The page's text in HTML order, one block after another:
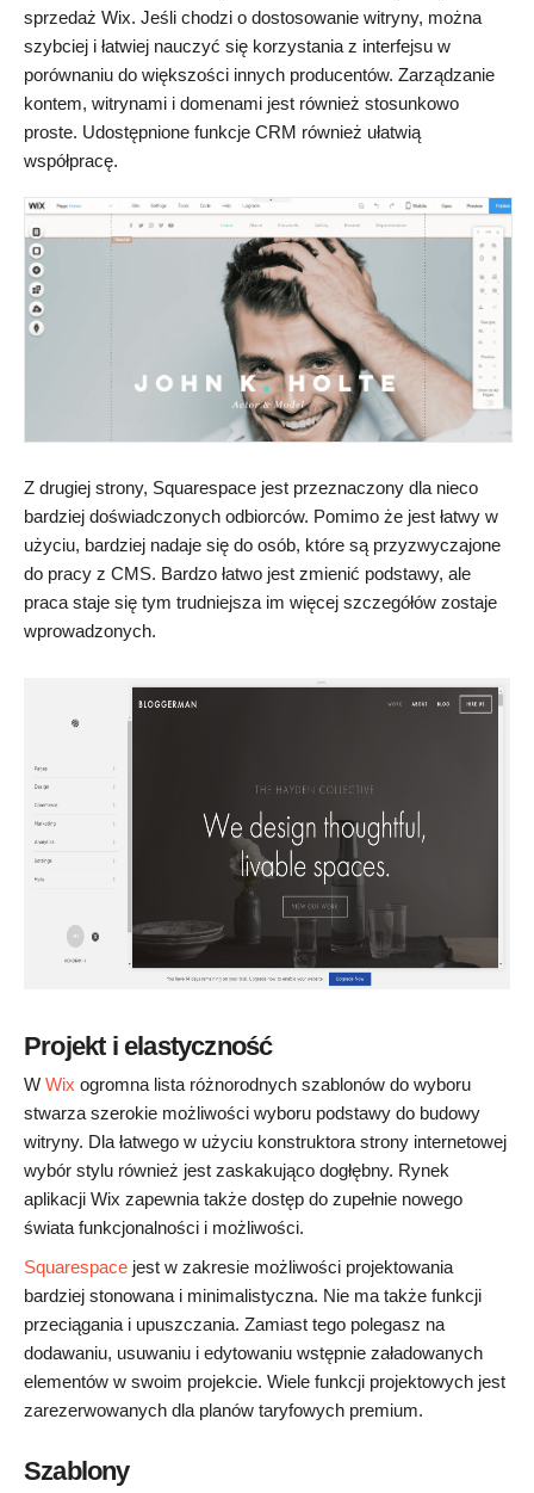
sprzedaż Wix. Jeśli chodzi o dostosowanie witryny, można
szybciej i łatwiej nauczyć się korzystania z interfejsu w
porównaniu do większości innych producentów. Zarządzanie
kontem, witrynami i domenami jest również stosunkowo
proste. Udostępnione funkcje CRM również ułatwią
współpracę.
Z drugiej strony, Squarespace jest przeznaczony dla nieco
bardziej doświadczonych odbiorców. Pomimo że jest łatwy w
użyciu, bardziej nadaje się do osób, które są przyzwyczajone
do pracy z CMS. Bardzo łatwo jest zmienić podstawy, ale
praca staje się tym trudniejsza im więcej szczegółów zostaje
wprowadzonych.
Projekt i elastyczność
W Wix ogromna lista różnorodnych szablonów do wyboru
stwarza szerokie możliwości wyboru podstawy do budowy
witryny. Dla łatwego w użyciu konstruktora strony internetowej
wybór stylu również jest zaskakująco dogłębny. Rynek
aplikacji Wix zapewnia także dostęp do zupełnie nowego
świata funkcjonalności i możliwości.
Squarespace jest w zakresie możliwości projektowania
bardziej stonowana i minimalistyczna. Nie ma także funkcji
przeciągania i upuszczania. Zamiast tego polegasz na
dodawaniu, usuwaniu i edytowaniu wstępnie załadowanych
elementów w swoim projekcie. Wiele funkcji projektowych jest
zarezerwowanych dla planów taryfowych premium.
Szablony